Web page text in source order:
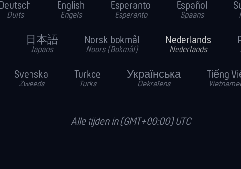
Deutsch
Duits
English
Engels
Esperanto
Esperanto
Español
Spaans
日本語
Japans
Norsk bokmål
Noors (Bokmål)
Nederlands
Nederlands
Svenska
Zweeds
Turkce
Turks
Українська
Oekraïens
Tiếng
Alle tijden in (GMT+00:00) UTC